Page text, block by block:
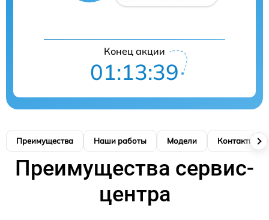
Конец акции
01:13:38
Преимущества Наши работы Модели Контакты
Преимущества сервис-
центра